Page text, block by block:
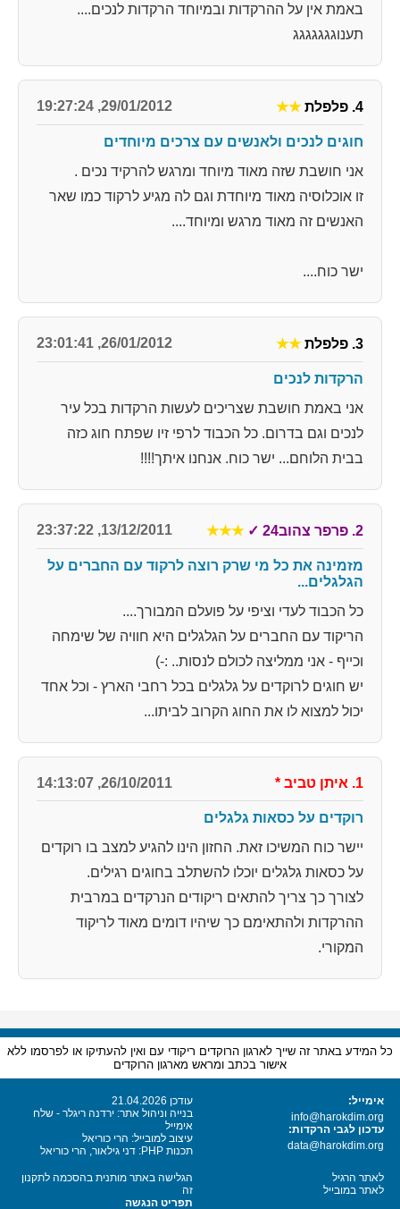
באמת אין על ההרקדות ובמיוחד הרקדות לנכים....
תענוגגגגגגג
4. פלפלת ★★
29/01/2012, 19:27:24
חוגים לנכים ולאנשים עם צרכים מיוחדים
אני חושבת שזה מאוד מיוחד ומרגש להרקיד נכים .
זו אוכלוסיה מאוד מיוחדת וגם לה מגיע לרקוד כמו שאר
האנשים זה מאוד מרגש ומיוחד....
ישר כוח....
3. פלפלת ★★
26/01/2012, 23:01:41
הרקדות לנכים
אני באמת חושבת שצריכים לעשות הרקדות בכל עיר
לנכים וגם בדרום. כל הכבוד לרפי זיו שפתח חוג כזה
בבית הלוחם... ישר כוח. אנחנו איתך!!!!
2. פרפר צהוב24 ✓
★★★
13/12/2011, 23:37:22
מזמינה את כל מי שרק רוצה לרקוד עם החברים על
הגלגלים...
כל הכבוד לעדי וציפי על פועלם המבורך....
הריקוד עם החברים על הגלגלים היא חוויה של שימחה
וכייף - אני ממליצה לכולם לנסות.. :-)
יש חוגים לרוקדים על גלגלים בכל רחבי הארץ - וכל אחד
יכול למצוא לו את החוג הקרוב לביתו...
1. איתן טביב *
26/10/2011, 14:13:07
רוקדים על כסאות גלגלים
יישר כוח המשיכו זאת. החזון הינו להגיע למצב בו רוקדים
על כסאות גלגלים יוכלו להשתלב בחוגים רגילים.
לצורך כך צריך להתאים ריקודים הנרקדים במרבית
ההרקדות ולהתאימם כך שיהיו דומים מאוד לריקוד
המקורי.
כל המידע באתר זה שייך לארגון הרוקדים ריקודי עם ואין להעתיקו או לפרסמו ללא
אישור בכתב ומראש מארגון הרוקדים
אימייל:
info@harokdim.org
עדכון לגבי הרקדות:
data@harokdim.org
עודכן 21.04.2026
בנייה וניהול אתר: ירדנה ריגלר - שלח
אימייל
עיצוב למובייל: הרי כוריאל
תכנות PHP: דני גילאור, הרי כוריאל
לאתר הרגיל
לאתר במובייל
הגלישה באתר מותנית בהסכמה לתקנון
זה
תפריט הנגשה